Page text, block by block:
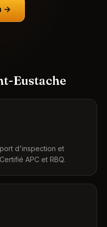
→
Eustache
d'inspection et
APC et RBQ.